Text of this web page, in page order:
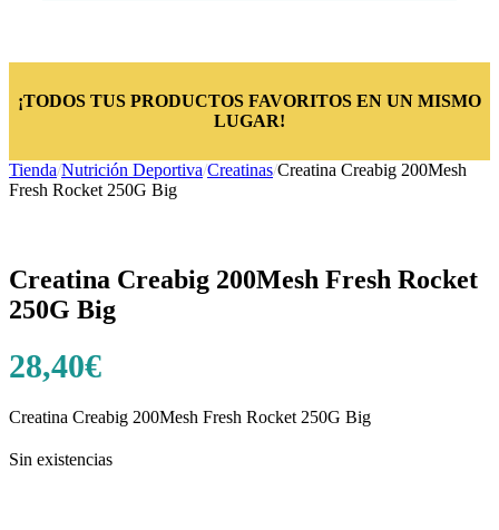
¡TODOS TUS PRODUCTOS FAVORITOS EN UN MISMO
LUGAR!
Tienda/Nutrición Deportiva/Creatinas/Creatina Creabig 200Mesh
Fresh Rocket 250G Big
Creatina Creabig 200Mesh Fresh Rocket
250G Big
28,40€
Creatina Creabig 200Mesh Fresh Rocket 250G Big
Sin existencias